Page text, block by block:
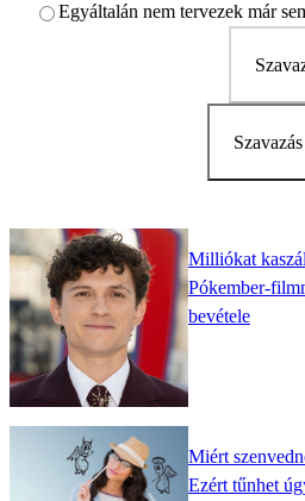
Egyáltalán nem tervezek már
Milliókat
Pókember-
bevétele
Miért
Ezért tűnhet